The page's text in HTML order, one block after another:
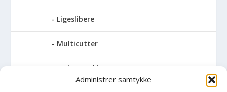
Administrer samtykke
Ligeslibere
Multicutter
Pudsemaskiner